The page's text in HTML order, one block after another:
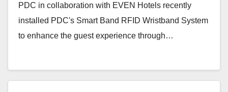
PDC in collaboration with EVEN Hotels recently
installed PDC's Smart Band RFID Wristband System
to enhance the guest experience through…